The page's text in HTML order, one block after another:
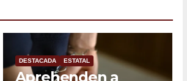
DESTACADA ESTATAL
Aprehenden a